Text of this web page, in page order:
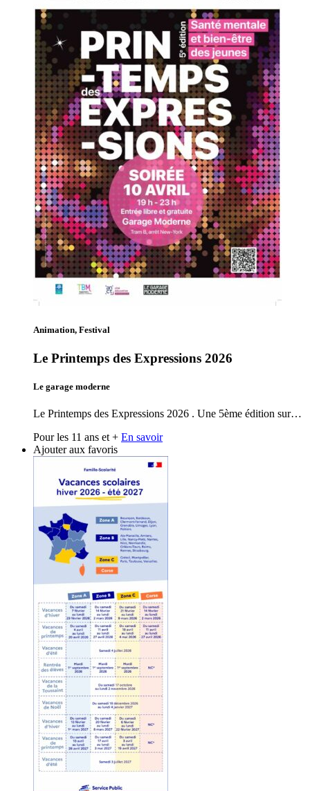
Animation, Festival
Le Printemps des Expressions 2026
Le garage moderne
Le Printemps des Expressions 2026 . Une 5ème édition sur…
Pour les 11 ans et + En savoir
Ajouter aux favoris